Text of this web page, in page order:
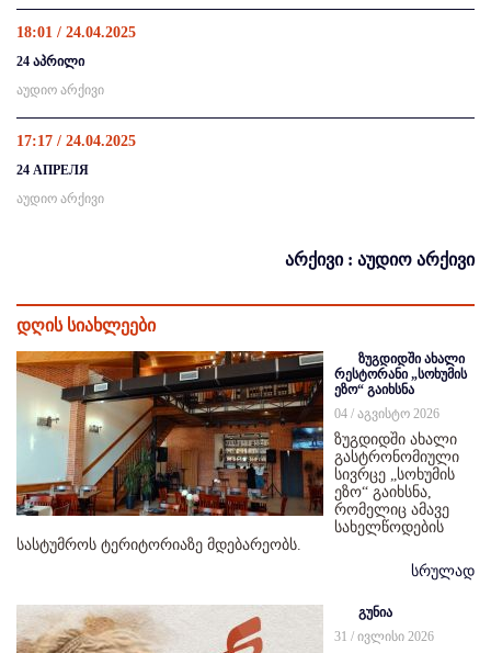
18:01 / 24.04.2025
24 აპრილი
აუდიო არქივი
17:17 / 24.04.2025
24 АПРЕЛЯ
აუდიო არქივი
არქივი : აუდიო არქივი
დღის სიახლეები
ზუგდიდში ახალი
რესტორანი „სოხუმის
ეზო“ გაიხსნა
04 / აგვისტო 2026
ზუგდიდში ახალი
გასტრონომიული
სივრცე „სოხუმის
ეზო“ გაიხსნა,
რომელიც ამავე
სახელწოდების
სასტუმროს ტერიტორიაზე მდებარეობს.
სრულად
გუნია
31 / ივლისი 2026